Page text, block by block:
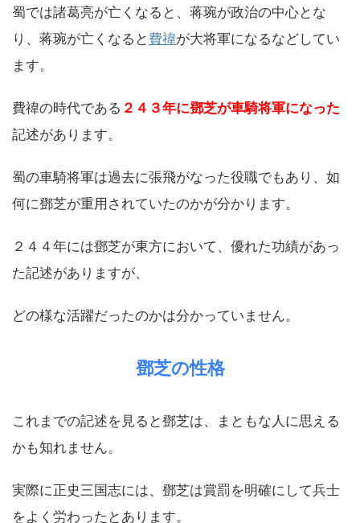
蜀では諸葛亮が亡くなると、蒋琬が政治の中心とな
り、蒋琬が亡くなると 費禕が大将軍になるなどしてい
ます。
費禕の時代である ２４３年に鄧芝が車騎将軍になった
記述があります。
蜀の車騎将軍は過去に張飛がなった役職でもあり、如
何に鄧芝が重用されていたのかが分かります。
２４４年には鄧芝が東方において、優れた功績があっ
た記述がありますが、
どの様な活躍だったのかは分かっていません。
鄧芝の性格
これまでの記述を見ると鄧芝は、まともな人に思える
かも知れません。
実際に正史三国志には、鄧芝は賞罰を明確にして兵士
をよく労わったとあります。